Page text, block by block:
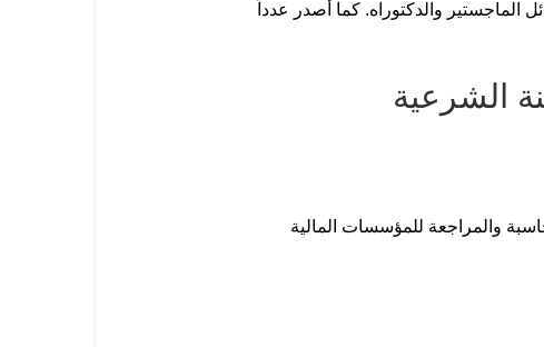
والدكتوراه. كما أصدر عدداً
الشرعية
والمراجعة للمؤسسات المالية